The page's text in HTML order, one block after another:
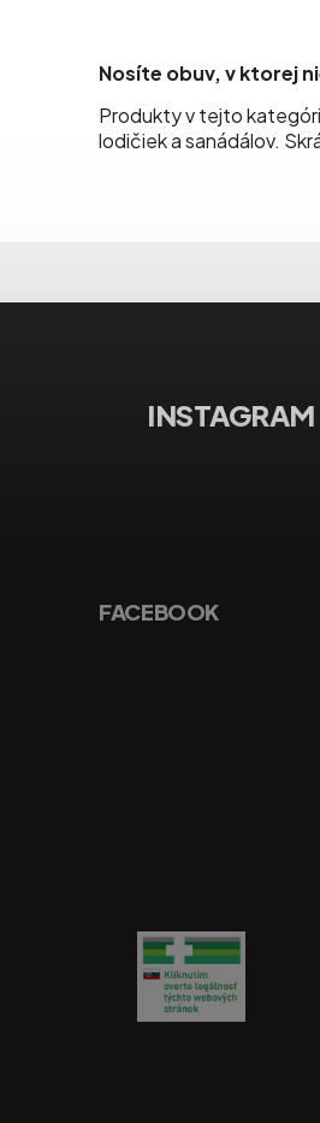
Nosíte obuv, v ktorej
Produkty v tejto
lodičiek a sanádálov.
INSTAGRAM
FACEBOOK